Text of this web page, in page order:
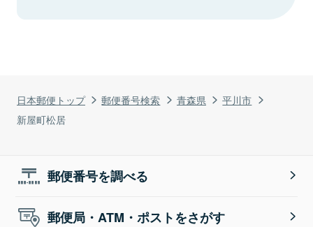
日本郵便トップ 郵便番号検索 青森県
平川市
新屋町松居
郵便番号を調べる
郵便局・ATM・ポストをさがす